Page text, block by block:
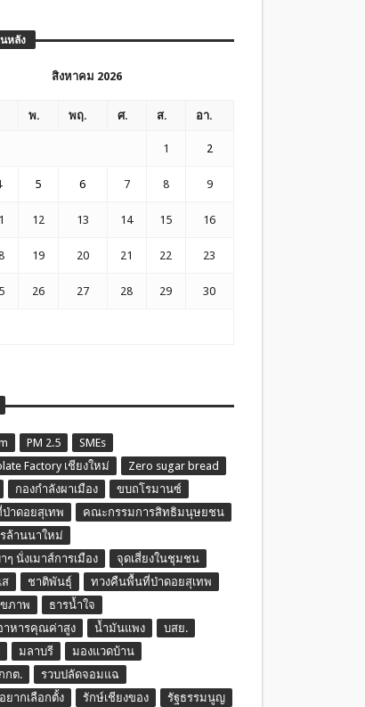
หลัง
สิงหาคม 2026
พ. พฤ. ศ. ส. อา.
1 2
5 6 7 8 9
12 13 14 15 16
19 20 21 22 23
26 27 28 29 30
PM 2.5
SMEs
Factory เชียงใหม่
Zero sugar bread
กองกำลังผาเมือง
ขบถโรมานซ์
าดอยสุเทพ
คณะกรรมการสิทธิมนุษยชน
ล้านนาใหม่
ๆ นั่งเมาส์การเมือง
จุดเสี่ยงในชุมชน
ชาติพันธุ์
ทวงคืนพื้นที่ป่าดอยสุเทพ
ภาพ
ธารน้ำใจ
าหารคุณค่าสูง
น้ำมันแพง
บสย.
มลาบรี
มองแวดบ้าน
กต.
รวบปลัดจอมแฉ
ากเลือกตั้ง
รักษ์เชียงของ รัฐธรรมนูญ